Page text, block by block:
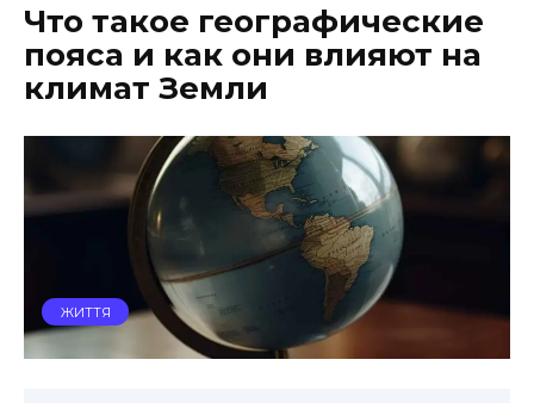
Что такое географические
пояса и как они влияют на
климат Земли
ЖИТТЯ